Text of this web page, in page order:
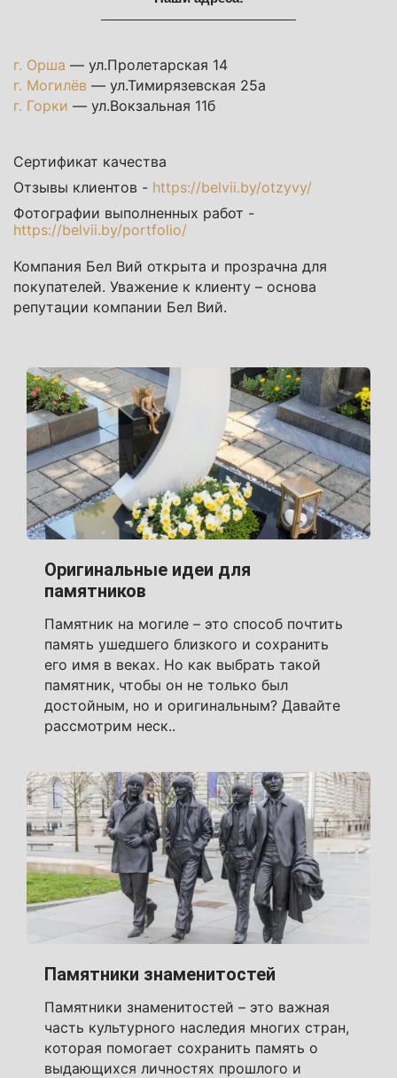
г. Орша — ул.Пролетарская 14
г. Могилёв — ул.Тимирязевская 25а
г. Горки — ул.Вокзальная 11б
Сертификат качества
Отзывы клиентов - https://belvii.by/otzyvy/
Фотографии выполненных работ -
https://belvii.by/portfolio/
Компания Бел Вий открыта и прозрачна для
покупателей. Уважение к клиенту – основа
репутации компании Бел Вий.
Оригинальные идеи для
памятников
Памятник на могиле – это способ почтить
память ушедшего близкого и сохранить
его имя в веках. Но как выбрать такой
памятник, чтобы он не только был
достойным, но и оригинальным? Давайте
рассмотрим неск..
Памятники знаменитостей
Памятники знаменитостей – это важная
часть культурного наследия многих стран,
которая помогает сохранить память о
выдающихся личностях прошлого и